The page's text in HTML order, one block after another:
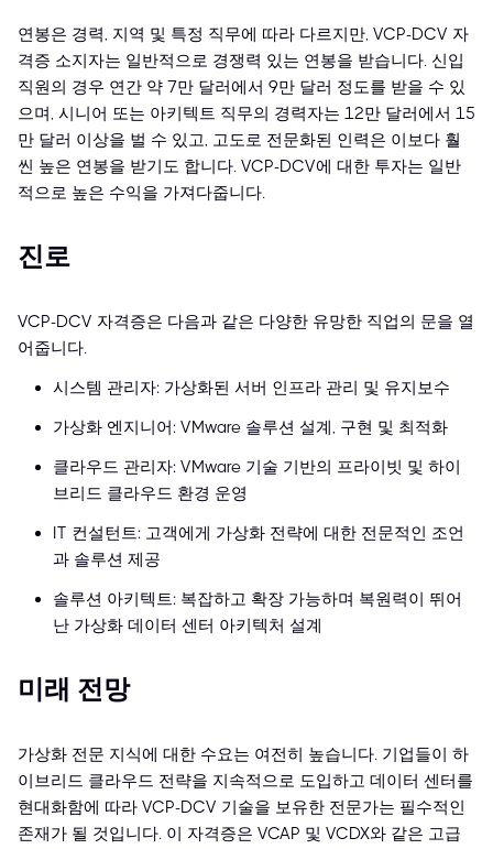
연봉은 경력, 지역 및 특정 직무에 따라 다르지만, VCP-DCV 자
격증 소지자는 일반적으로 경쟁력 있는 연봉을 받습니다. 신입
직원의 경우 연간 약 7만 달러에서 9만 달러 정도를 받을 수 있
으며, 시니어 또는 아키텍트 직무의 경력자는 12만 달러에서 15
만 달러 이상을 벌 수 있고, 고도로 전문화된 인력은 이보다 훨
씬 높은 연봉을 받기도 합니다. VCP-DCV에 대한 투자는 일반
적으로 높은 수익을 가져다줍니다.
진로
VCP-DCV 자격증은 다음과 같은 다양한 유망한 직업의 문을 열
어줍니다.
시스템 관리자: 가상화된 서버 인프라 관리 및 유지보수
가상화 엔지니어: VMware 솔루션 설계, 구현 및 최적화
클라우드 관리자: VMware 기술 기반의 프라이빗 및 하이
브리드 클라우드 환경 운영
IT 컨설턴트: 고객에게 가상화 전략에 대한 전문적인 조언
과 솔루션 제공
솔루션 아키텍트: 복잡하고 확장 가능하며 복원력이 뛰어
난 가상화 데이터 센터 아키텍처 설계
미래 전망
가상화 전문 지식에 대한 수요는 여전히 높습니다. 기업들이 하
이브리드 클라우드 전략을 지속적으로 도입하고 데이터 센터를
현대화함에 따라 VCP-DCV 기술을 보유한 전문가는 필수적인
존재가 될 것입니다. 이 자격증은 VCAP 및 VCDX와 같은 고급